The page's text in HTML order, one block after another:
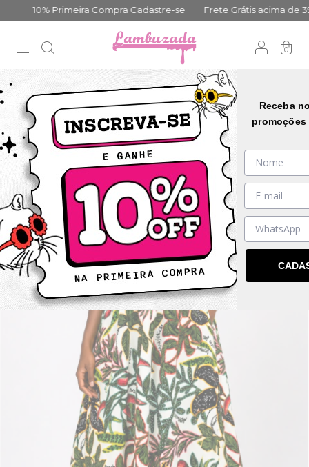
10% Primeira Compra Cadastre-se Frete Grátis acima de
0
Receba